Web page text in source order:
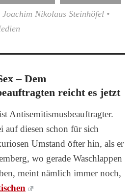
Joachim Nikolaus Steinhöfel •
– Dem
reicht es jetzt
Antisemitismusbeauftragter.
auf diesen schon für sich
Umstand öfter hin, als er
wo gerade Waschlappen
meint nämlich immer noch,